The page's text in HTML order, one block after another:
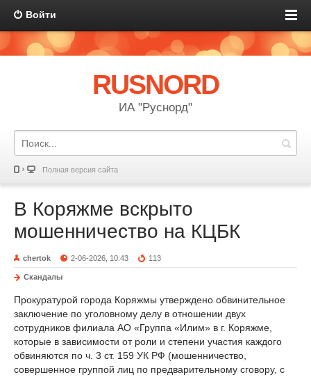
Войти
RUSNORD
ИА "Руснорд"
Полная версия сайта
В Коряжме вскрыто
мошенничество на КЦБК
chertok 2-06-2026, 10:43 113
Скандалы
Прокуратурой города Коряжмы утверждено обвинительное
заключение по уголовному делу в отношении двух
сотрудников филиала АО «Группа «Илим» в г. Коряжме,
которые в зависимости от роли и степени участия каждого
обвиняются по ч. 3 ст. 159 УК РФ (мошенничество,
совершенное группой лиц по предварительному сговору, с